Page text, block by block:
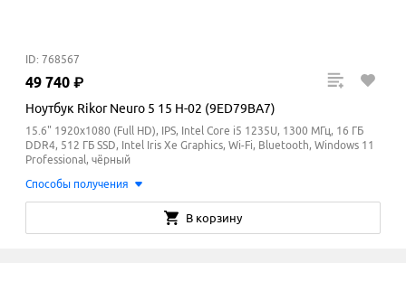
ID: 768567
49 740 ₽
Ноутбук Rikor Neuro 5 15 H-02 (9ED79BA7)
15.6" 1920x1080 (Full HD), IPS, Intel Core i5 1235U, 1300 МГц, 16 ГБ
DDR4, 512 ГБ SSD, Intel Iris Xe Graphics, Wi-Fi, Bluetooth, Windows 11
Professional, чёрный
Способы получения
В корзину